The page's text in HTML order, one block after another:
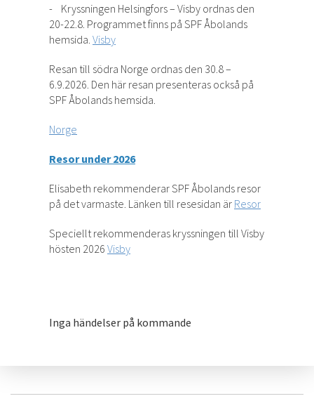
- Kryssningen Helsingfors – Visby ordnas den
20-22.8. Programmet finns på SPF Åbolands
hemsida. Visby
Resan till södra Norge ordnas den 30.8 –
6.9.2026. Den här resan presenteras också på
SPF Åbolands hemsida.
Norge
Resor under 2026
Elisabeth rekommenderar SPF Åbolands resor
på det varmaste. Länken till resesidan är Resor
Speciellt rekommenderas kryssningen till Visby
hösten 2026 Visby
Inga händelser på kommande